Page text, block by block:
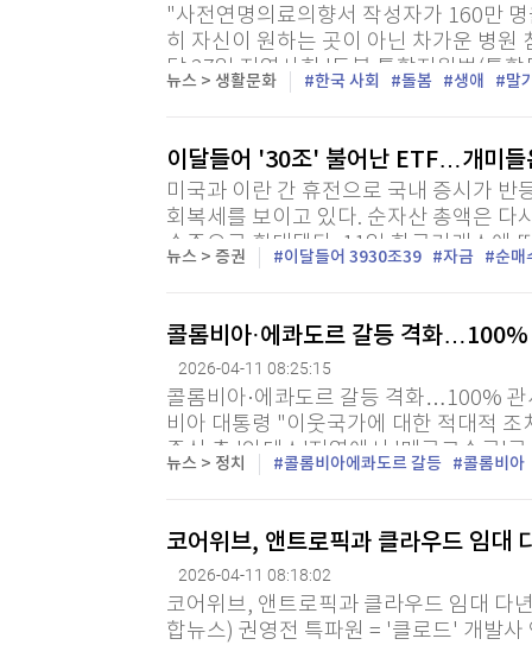
"사전연명의료의향서 작성자가 160만
히 자신이 원하는 곳이 아닌 차가운 병원
달 27일 지역사회 '돌봄 통합지원법(통
막 퍼즐인 '생애 말기 돌봄'은 제도적 사
뉴스 > 생활문화 한국 사회 돌봄 생애 말
이달들어 '30조' 불어난 ETF…개미
미국과 이란 간 휴전으로 국내 증시가
회복세를 보이고 있다. 순자산 총액은 다
수준으로 확대됐다. 11일 한국거래소에
ETF 순자산은 391조8천733억원으로 집
뉴스 > 증권 이달들어 3930조39 자금 순매
콜롬비아·에콰도르 갈등 격화
2026-04-11 08:25:15
콜롬비아·에콰도르 갈등 격화…100%
비아 대통령 "이웃국가에 대한 적대적
중심 축 '안데스'지역에서 '메르코수르'
호 특파원 = 콜롬비아와 에콰도르의 분쟁
뉴스 > 정치 콜롬비아에콰도르 갈등 콜롬비아
코어위브, 앤트로픽과 클라우드 임
2026-04-11 08:18:02
코어위브, 앤트로픽과 클라우드 임대
합뉴스) 권영전 특파원 = '클로드' 개발